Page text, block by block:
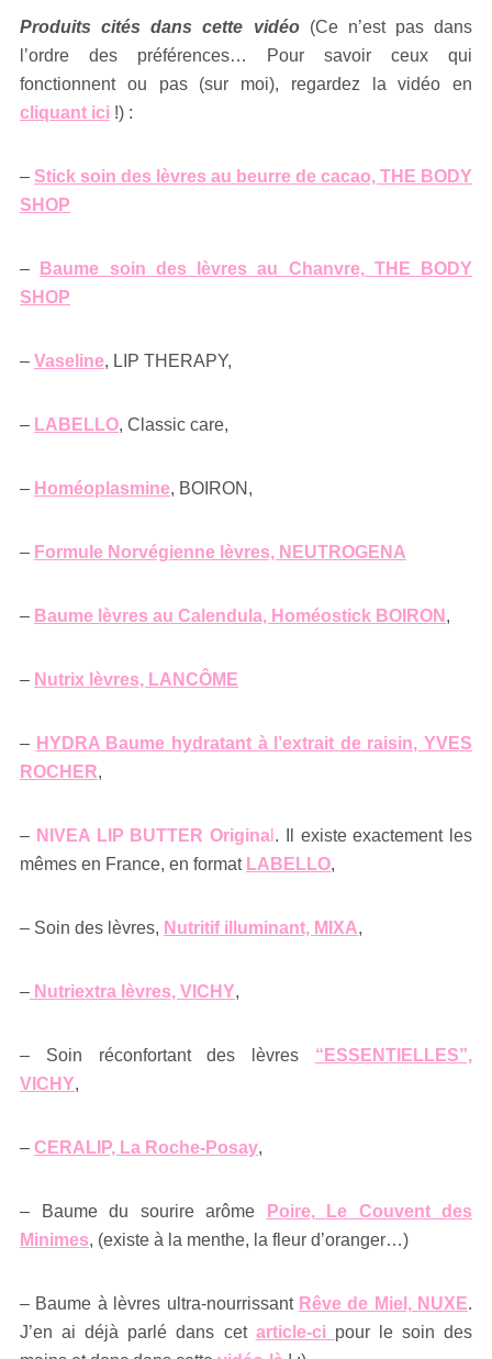
Produits cités dans cette vidéo(Ce n’est pas dans
l’ordre des préférences… Pour savoir ceux qui
fonctionnent ou pas (sur moi), regardez la vidéo en
cliquant ici !) :
– Stick soin des lèvres au beurre de cacao, THE BODY
SHOP
–
Baume soin des lèvres au Chanvre, THE BODY
SHOP
– Vaseline, LIP THERAPY,
– LABELLO, Classic care,
– Homéoplasmine, BOIRON,
– Formule Norvégienne lèvres, NEUTROGENA
– Baume lèvres au Calendula, Homéostick BOIRON ,
– Nutrix lèvres, LANCÔME
– HYDRA Baume hydratant à l’extrait de raisin, YVES
ROCHER,
– NIVEA LIP BUTTER Origina . Il existe exactement les
mêmes en France, en format LABELLO,
– Soin des lèvres, Nutritif illuminant, MIXA,
– Nutriextra lèvres, VICHY,
– Soin réconfortant des lèvres “ESSENTIELLES”,
VICHY,
– CERALIP, La Roche-Posay,
– Baume du sourire arôme
Poire, Le Couvent des
Minimes, (existe à la menthe, la fleur d’oranger…)
– Baume à lèvres ultra-nourrissant Rêve de Miel, NUXE.
J’en ai déjà parlé dans cet article-ci pour le soin des